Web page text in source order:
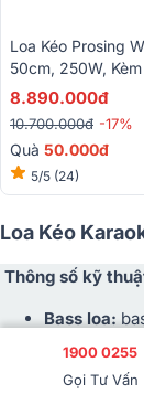
Loa Kéo Prosing
50cm, 250W,
4-5h)
8.890.000đ
10.700.000đ -17%
Quà 50.000đ
5/5 (24)
Loa Kéo
Thông số kỹ
Bass loa:
Công suất
Công suất
1900 0255
Gọi Tư Vấn